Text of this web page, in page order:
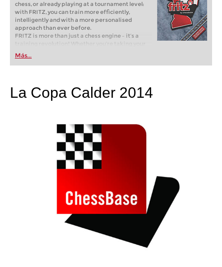
chess, or already playing at a tournament level:
with FRITZ, you can train more efficiently,
intelligently and with a more personalised
approach than ever before.
FRITZ is more than just a chess engine – it’s a
training revolution! Whether you’re taking your
first steps into the world of club chess, or already
playing at a tournament level: with FRITZ, you can
train more efficiently, intelligently and with a
Más...
La Copa Calder 2014